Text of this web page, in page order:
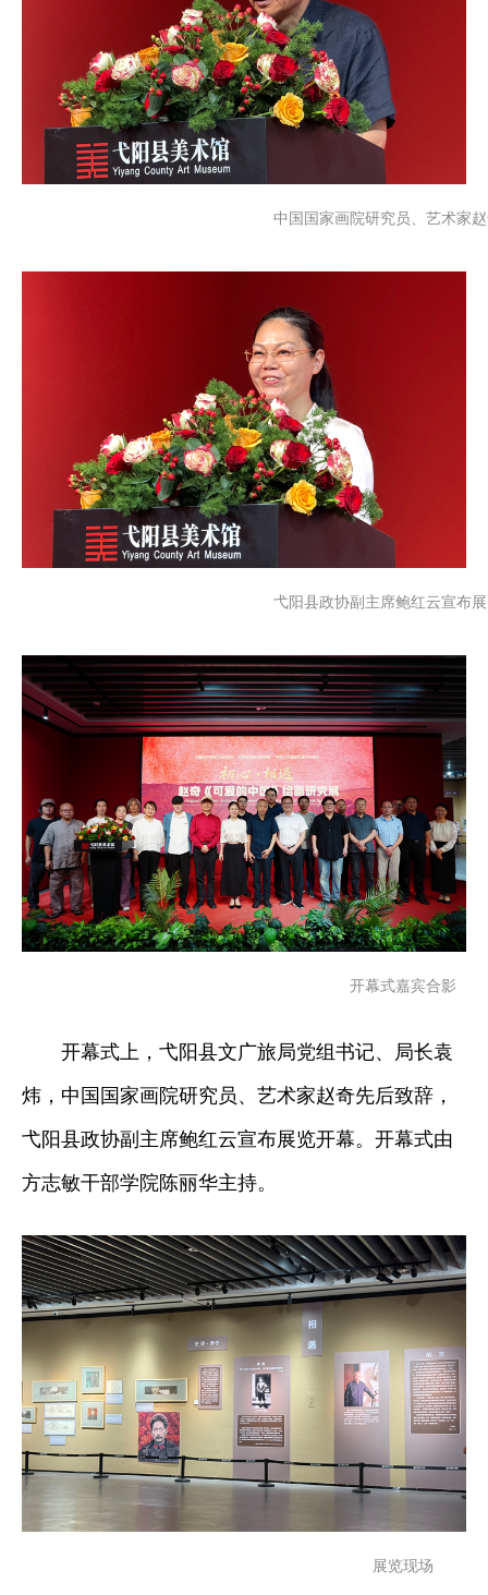
中国国家画院研究员、艺术家
弋阳县政协副主席鲍红云宣布
开幕式嘉宾合影
开幕式上，弋阳县文广旅局党组书记、局长袁
炜，中国国家画院研究员、艺术家赵奇先后致辞，
弋阳县政协副主席鲍红云宣布展览开幕。开幕式由
方志敏干部学院陈丽华主持。
展览现场